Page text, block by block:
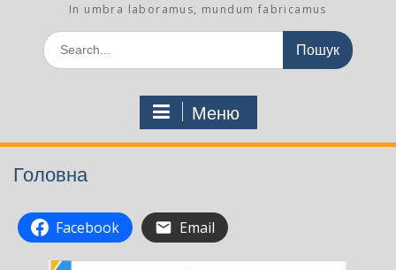
In umbra laboramus, mundum fabricamus
Шукати:
Меню
Головна
Facebook Email